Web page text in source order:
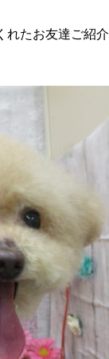
れたお友達ご紹